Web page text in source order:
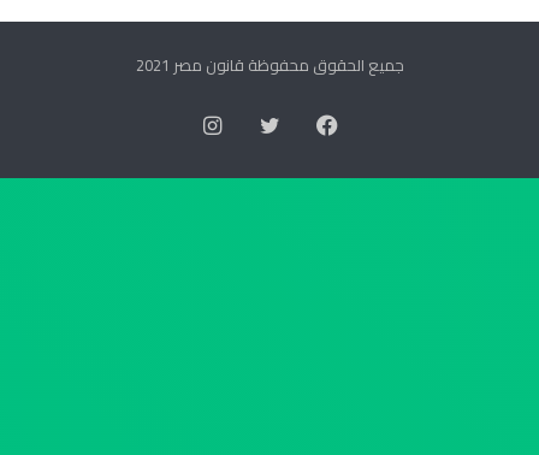
أماكن
لغرض
السكني
لأحكام
جميع الحقوق محفوظة قانون مصر 2021
فيسبوك انستقرام